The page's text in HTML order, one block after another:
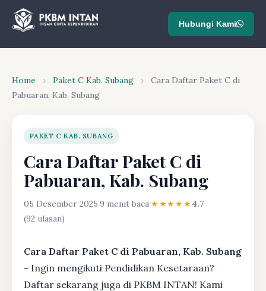
Hubungi Kami
Home › Paket C Kab. Subang ›
Cara Daftar Paket C di
Pabuaran, Kab. Subang
PAKET C KAB. SUBANG
Cara Daftar Paket C di
Pabuaran, Kab. Subang
05 Desember 2025·9 menit baca·★★★★★4.7
(92 ulasan)
Cara Daftar Paket C di Pabuaran, Kab. Subang
- Ingin mengikuti Pendidikan Kesetaraan?
Daftar sekarang juga di PKBM INTAN! Kami